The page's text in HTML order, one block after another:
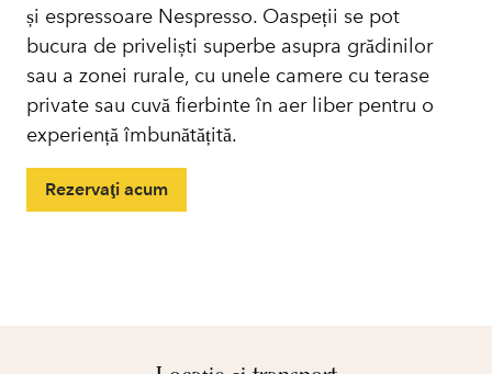
și espressoare Nespresso. Oaspeții se pot
bucura de priveliști superbe asupra grădinilor
sau a zonei rurale, cu unele camere cu terase
private sau cuvă fierbinte în aer liber pentru o
experiență îmbunătățită.
Rezervaţi acum